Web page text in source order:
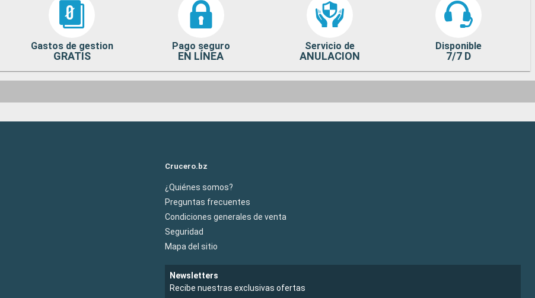
Gastos de gestion
GRATIS
Pago seguro
EN LÍNEA
Servicio de
ANULACION
Disponible
7/7 D
Crucero.bz
¿Quiénes somos?
Preguntas frecuentes
Condiciones generales de venta
Seguridad
Mapa del sitio
Newsletters
Recibe nuestras exclusivas ofertas